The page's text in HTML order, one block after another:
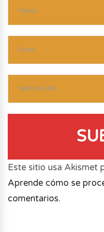
Este sitio usa Akismet
Aprende cómo se
comentarios.